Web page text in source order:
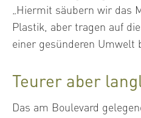
„Hiermit säubern wir das
Plastik, aber tragen auf
einer gesünderen Umwelt
Teurer aber
Das am Boulevard